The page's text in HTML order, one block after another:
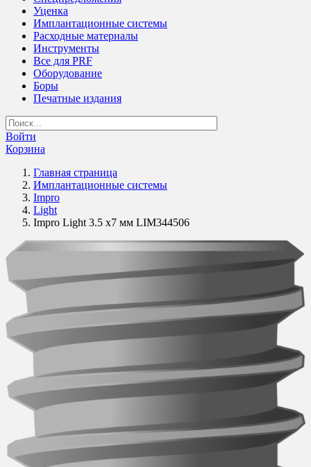
Уценка
Имплантационные системы
Расходные материалы
Инструменты
Все для PRF
Оборудование
Боры
Печатные издания
Войти
Корзина
Главная страница
Имплантационные системы
Impro
Light
Impro Light 3.5 х7 мм LIM344506